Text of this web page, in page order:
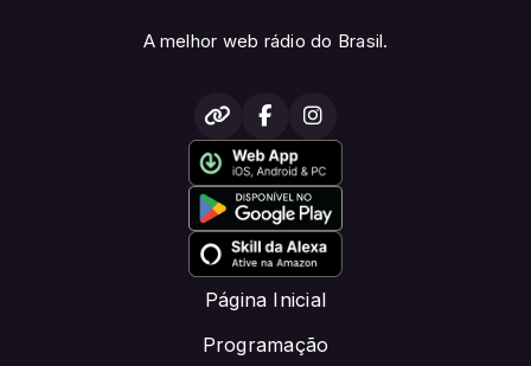
A melhor web rádio do Brasil.
Página Inicial
Programação